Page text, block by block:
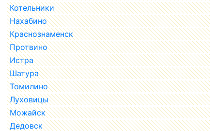
Котельники
Нахабино
Краснознаменск
Протвино
Истра
Шатура
Томилино
Луховицы
Можайск
Дедовск